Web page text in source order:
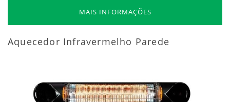
MAIS INFORMAÇÕES
Aquecedor Infravermelho Parede